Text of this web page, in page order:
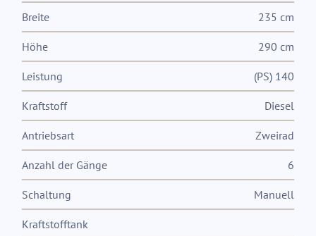
Breite 235 cm
Höhe 290 cm
Leistung (PS) 140
Kraftstoff Diesel
Antriebsart Zweirad
Anzahl der Gänge 6
Schaltung Manuell
Kraftstofftank